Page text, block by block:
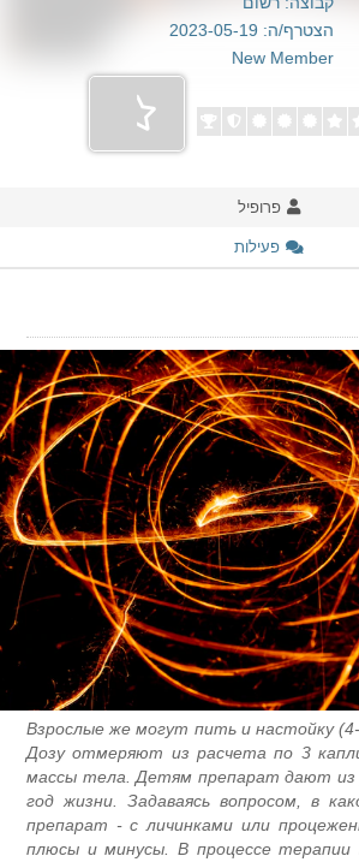
הצטרף/ה: 2023-05-19
New Member
פרופיל
פעילות
Взрослые же могут пить и
Дозу отмеряют из расчета по 3
массы тела. Детям препарат дают
год жизни. Задаваясь вопросом,
препарат - с личинками или
плюсы и минусы. В процессе